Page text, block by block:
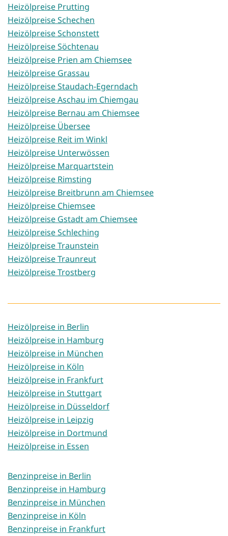
Heizölpreise Prutting
Heizölpreise Schechen
Heizölpreise Schonstett
Heizölpreise Söchtenau
Heizölpreise Prien am Chiemsee
Heizölpreise Grassau
Heizölpreise Staudach-Egerndach
Heizölpreise Aschau im Chiemgau
Heizölpreise Bernau am Chiemsee
Heizölpreise Übersee
Heizölpreise Reit im Winkl
Heizölpreise Unterwössen
Heizölpreise Marquartstein
Heizölpreise Rimsting
Heizölpreise Breitbrunn am Chiemsee
Heizölpreise Chiemsee
Heizölpreise Gstadt am Chiemsee
Heizölpreise Schleching
Heizölpreise Traunstein
Heizölpreise Traunreut
Heizölpreise Trostberg
Heizölpreise in Berlin
Heizölpreise in Hamburg
Heizölpreise in München
Heizölpreise in Köln
Heizölpreise in Frankfurt
Heizölpreise in Stuttgart
Heizölpreise in Düsseldorf
Heizölpreise in Leipzig
Heizölpreise in Dortmund
Heizölpreise in Essen
Benzinpreise in Berlin
Benzinpreise in Hamburg
Benzinpreise in München
Benzinpreise in Köln
Benzinpreise in Frankfurt